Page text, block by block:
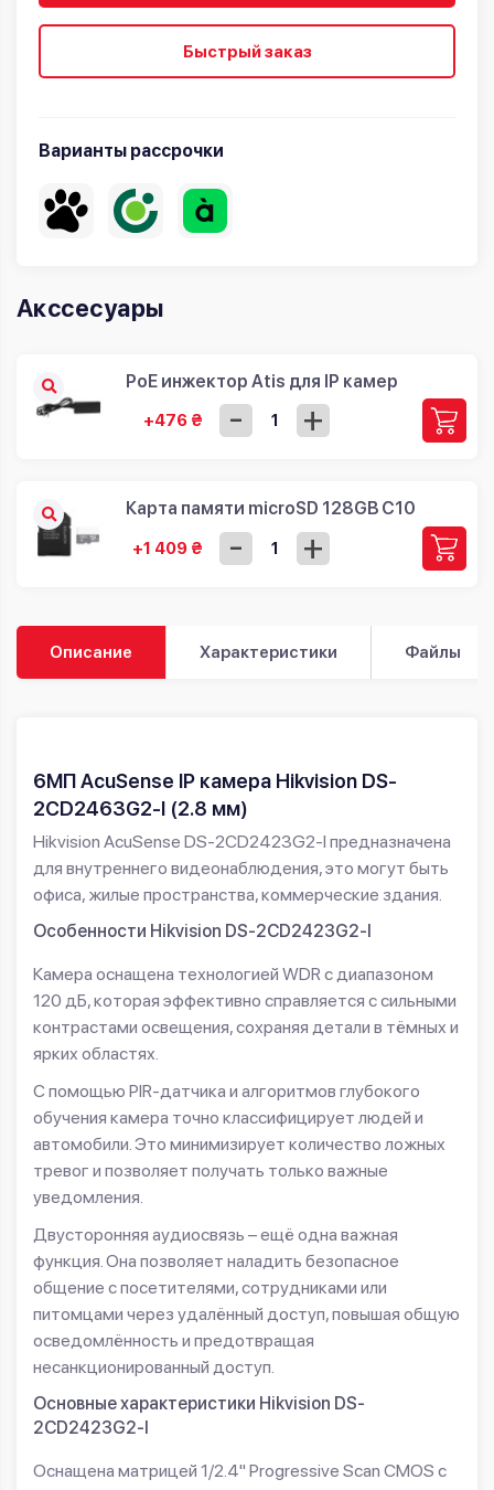
Быстрый заказ
Варианты рассрочки
Акссесуары
PoE инжектор Atis для IP камер
+476 ₴ - +
Карта памяти microSD 128GB C10
+1 409 ₴ - +
Описание Характеристики Файлы
6МП AcuSense IP камера Hikvision DS-
2CD2463G2-I (2.8 мм)
Hikvision AcuSense DS-2CD2423G2-I предназначена
для внутреннего видеонаблюдения, это могут быть
офиса, жилые пространства, коммерческие здания.
Особенности Hikvision DS-2CD2423G2-I
Камера оснащена технологией WDR с диапазоном
120 дБ, которая эффективно справляется с сильными
контрастами освещения, сохраняя детали в тёмных и
ярких областях.
С помощью PIR-датчика и алгоритмов глубокого
обучения камера точно классифицирует людей и
автомобили. Это минимизирует количество ложных
тревог и позволяет получать только важные
уведомления.
Двусторонняя аудиосвязь – ещё одна важная
функция. Она позволяет наладить безопасное
общение с посетителями, сотрудниками или
питомцами через удалённый доступ, повышая общую
осведомлённость и предотвращая
несанкционированный доступ.
Основные характеристики Hikvision DS-
2CD2423G2-I
Оснащена матрицей 1/2.4" Progressive Scan CMOS с